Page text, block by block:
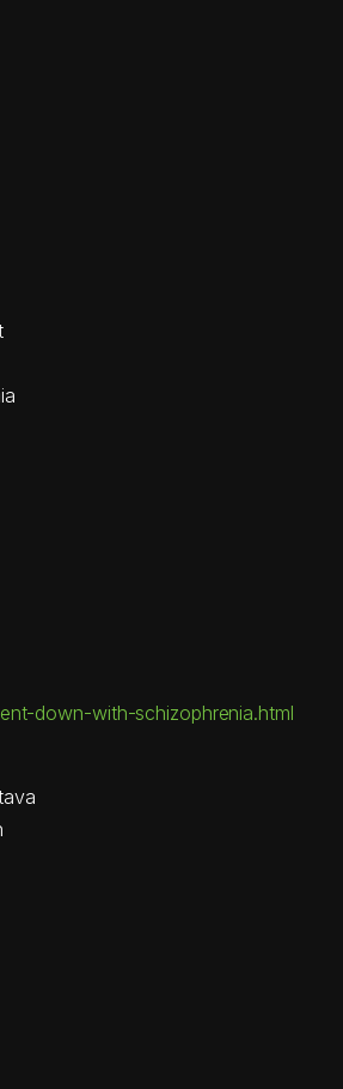
down-with-schizophrenia.html